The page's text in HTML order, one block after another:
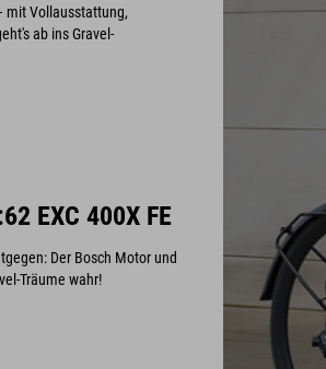
mit Vollausstattung,
ab ins Gravel-
EXC 400X FE
Der Bosch Motor und
Träume wahr!